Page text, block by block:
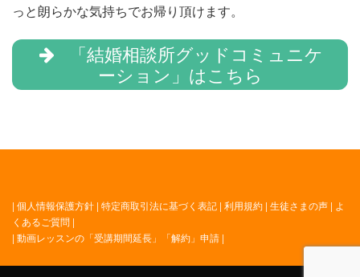
っと朗らかな気持ちでお帰り頂けます。
「結婚相談所グッドコミュニケ
ーション」はこちら
| 個人情報保護方針 | 特定商取引法に基づく表記 | 利用規約 | 生徒さまの声 | よ
くあるご質問 |
| 動画レッスンの「受講期間延長」「解約」申請 |